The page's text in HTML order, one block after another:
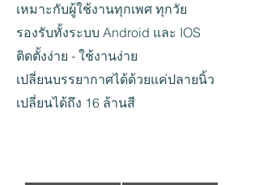
เหมาะกับผู้ใช้งานทุกเพศ ทุกวัย
รองรับทั้งระบบ Android และ IOS
ติดตั้งง่าย - ใช้งานง่าย
เปลี่ยนบรรยากาศได้ด้วยแค่ปลายนิ้ว
เปลี่ยนได้ถึง 16 ล้านสี